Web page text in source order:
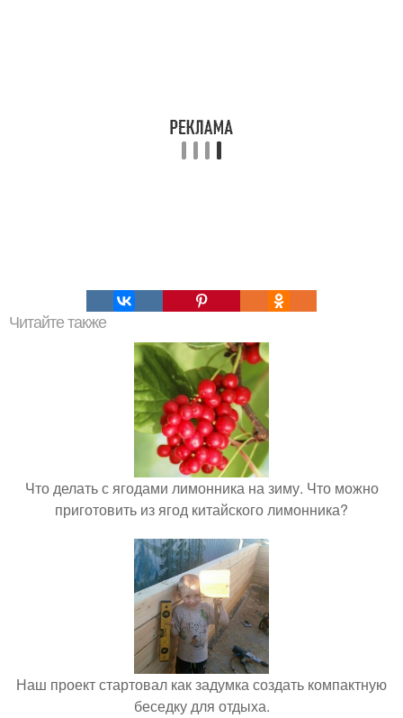
Читайте также
Что делать с ягодами лимонника на зиму. Что можно
приготовить из ягод китайского лимонника?
Наш проект стартовал как задумка создать компактную
беседку для отдыха.